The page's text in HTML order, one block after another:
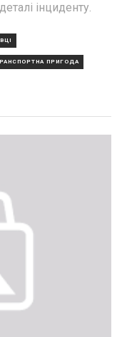
інциденту.
ПРИГОДА